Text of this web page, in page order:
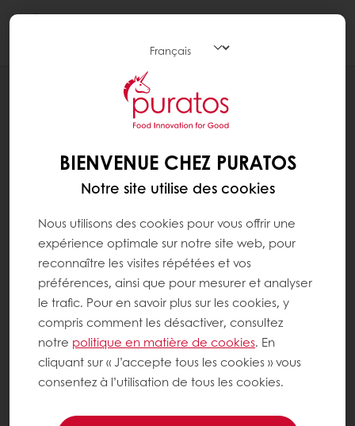
BISCUIT FRAISES ET CRÈME
BIENVENUE CHEZ PURATOS
Notre site utilise des cookies
Nous utilisons des cookies pour vous offrir une
expérience optimale sur notre site web, pour
reconnaître les visites répétées et vos
préférences, ainsi que pour mesurer et analyser
le trafic. Pour en savoir plus sur les cookies, y
compris comment les désactiver, consultez
notre politique en matière de cookies. En
cliquant sur « J’accepte tous les cookies » vous
consentez à l’utilisation de tous les cookies.